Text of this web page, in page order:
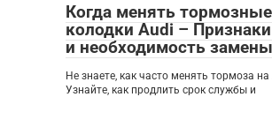
Когда менять тормозные
колодки Audi –
и необходимость замены
Не знаете, как часто менять тормоза на
Узнайте, как продлить срок службы и